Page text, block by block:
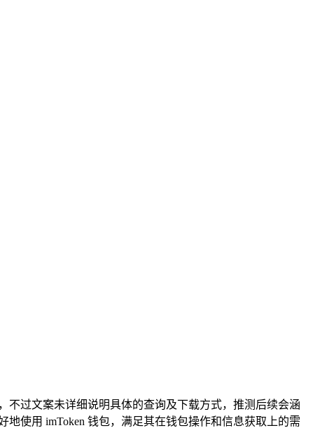
不过文案未详细说明具体的查询及下载方式，推测后续会涵
使用 imToken 钱包，满足其在钱包操作和信息获取上的需